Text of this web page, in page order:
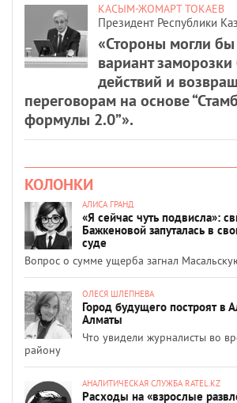
КАСЫМ-ЖОМАРТ ТОКАЕВ
Президент Республики
«Стороны могли бы
вариант
действий и
переговорам на основе
формулы 2.0”».
КОЛОНКИ
АЛИСА ГРАНД
«Я сейчас чуть подвисла»:
Бажкеновой запуталась в
суде
Вопрос о сумме ущерба загнал
ОЛЕСЯ ШЛЕПНЕВА
Город будущего построят в
Алматы
Что увидели журналисты во
району
АНАЛИТИЧЕСКАЯ СЛУЖБА RATEL.KZ
Расходы на «взрослые